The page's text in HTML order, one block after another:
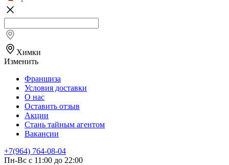
Химки
Изменить
Франшиза
Условия доставки
О нас
Оставить отзыв
Акции
Стань тайным агентом
Вакансии
+7(964) 764-08-04
Пн-Вс с 11:00 до 22:00